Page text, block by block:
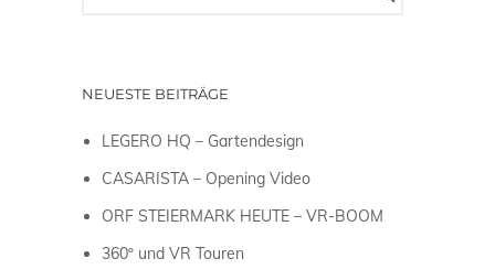
NEUESTE BEITRÄGE
LEGERO HQ – Gartendesign
CASARISTA – Opening Video
ORF STEIERMARK HEUTE – VR-BOOM
360º und VR Touren